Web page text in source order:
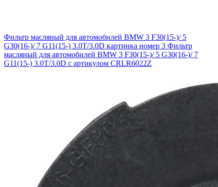
Фильтр масляный для автомобилей BMW 3 F30(15-)/ 5
G30(16-)/ 7 G11(15-) 3.0T/3.0D картинка номер 3 Фильтр
масляный для автомобилей BMW 3 F30(15-)/ 5 G30(16-)/ 7
G11(15-) 3.0T/3.0D с артикулом CRLR6022Z